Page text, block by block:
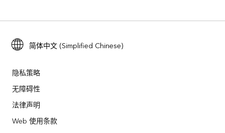
ArcGIS Online
开发者技术
ArcGIS Location Platform
ArcGIS Architecture Center
用户研究和测试
Esri 年轻专家关系网
活动
培训
ArcUser
ArcWatch
招贤纳士
合作伙伴
业务行为准则
ArcGIS for Student Use
灾难响应
教育
简体中文 (Simplified Chinese)
隐私策略
无障碍性
法律声明
Web 使用条款